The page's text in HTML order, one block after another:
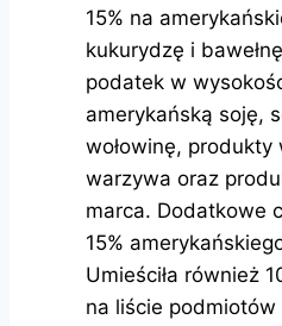
15% na
kukurydzę i
podatek w
amerykańską soję,
wołowinę,
warzywa oraz
marca. Dodatkowe
15%
Umieściła również
na liście